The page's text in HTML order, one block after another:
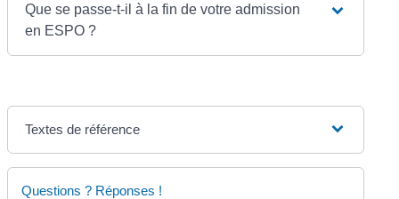
Que se passe-t-il à la fin de votre admission
en ESPO ?
Textes de référence
Questions ? Réponses !